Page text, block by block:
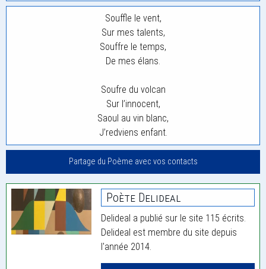
Souffle le vent,
Sur mes talents,
Souffre le temps,
De mes élans.
Soufre du volcan
Sur l’innocent,
Saoul au vin blanc,
J’redviens enfant.
Partage du Poème avec vos contacts
Poète Delideal
Delideal a publié sur le site 115 écrits.
Delideal est membre du site depuis
l'année 2014.